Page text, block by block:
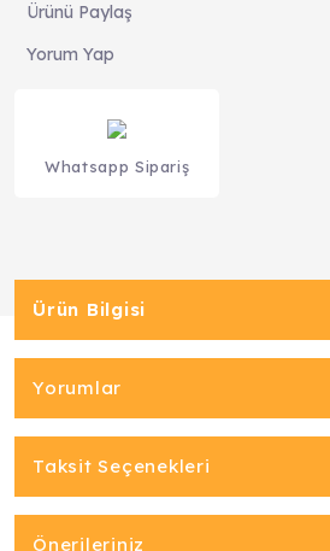
Ürünü Paylaş
Yorum Yap
Whatsapp Sipariş
Ürün Bilgisi
Yorumlar
Taksit Seçenekleri
Önerileriniz